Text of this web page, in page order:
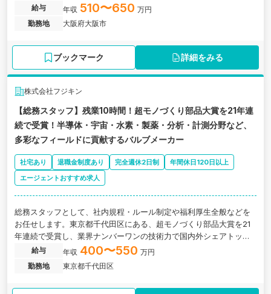
給与 年収 510〜650 万円
勤務地
大阪府大阪市
ブックマーク 詳細をみる
株式会社フジキン
【総務スタッフ】残業10時間！超モノづくり部品大賞を21年連
続で受賞！半導体・宇宙・水素・製薬・分析・計測分野など、
多彩なフィールドに貢献するバルブメーカー
社宅あり 退職金制度あり 完全週休2日制
年間休日120日以上
エージェントおすすめ求人
総務スタッフとして、社内規程・ルール制定や福利厚生全般などを
お任せします。東京都千代田区にある、超モノづくり部品大賞を21
年連続で受賞し、業界ナンバーワンの技術力で国内外シェアトップ
クラスのバルブメーカーの求人です。
給与 年収 400〜550 万円
勤務地
東京都千代田区